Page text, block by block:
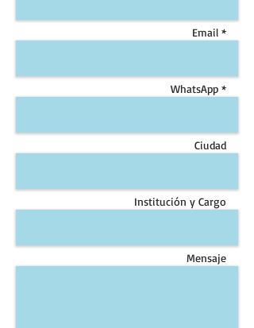
Email *
WhatsApp *
Ciudad
Institución y Cargo
Mensaje